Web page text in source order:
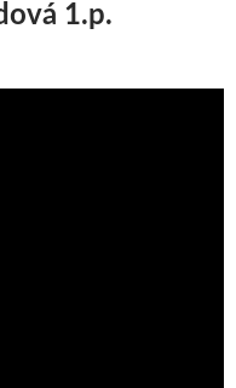
1.p.